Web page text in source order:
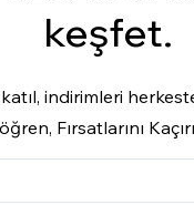
Stoğa Gelince Haber
keşfet.
indirimleri
öğren, Fırsatlarını